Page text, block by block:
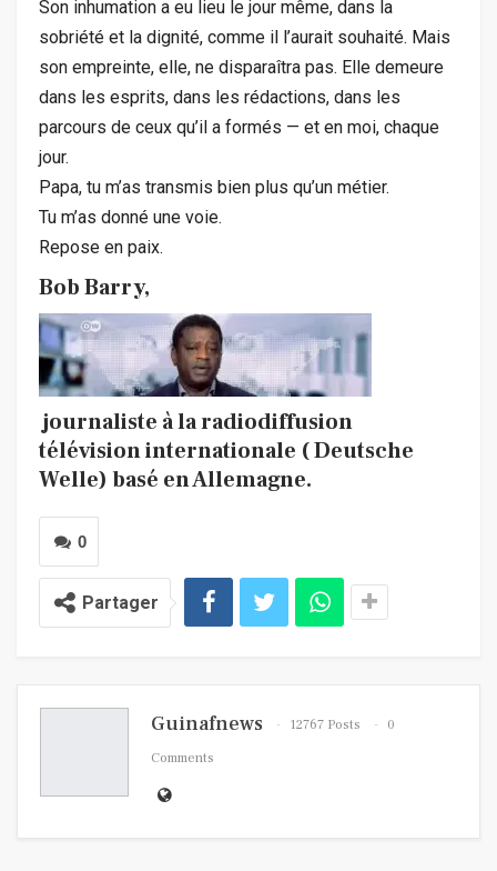
Son inhumation a eu lieu le jour même, dans la
sobriété et la dignité, comme il l’aurait souhaité. Mais
son empreinte, elle, ne disparaîtra pas. Elle demeure
dans les esprits, dans les rédactions, dans les
parcours de ceux qu’il a formés — et en moi, chaque
jour.
Papa, tu m’as transmis bien plus qu’un métier.
Tu m’as donné une voie.
Repose en paix.
Bob Barry,
journaliste à la radiodiffusion
télévision internationale ( Deutsche
Welle) basé en Allemagne.
0
Partager
Guinafnews 12767 Posts
0
Comments